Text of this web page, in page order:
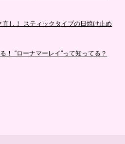
し！ スティックタイプの日焼け止め
！ “ローナマーレイ”って知ってる？